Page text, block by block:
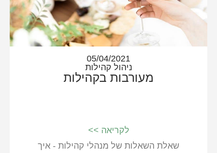
05/04/2021
ניהול קהילות
מעורבות בקהילות
שאלת השאלות של מנהלי קהילות - איך
לקריאה >>